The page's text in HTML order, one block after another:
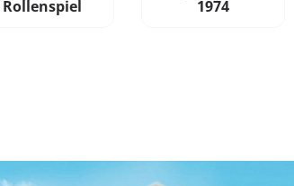
Rollenspiel
1974